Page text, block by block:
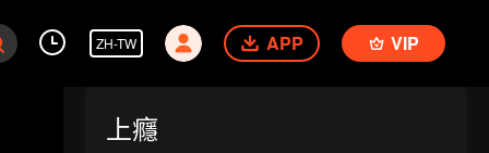
ZH-TW APP VIP
上癮